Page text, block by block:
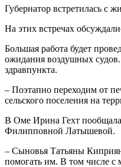
Губернатор встретилась
На этих встречах
Большая работа будет
ожидания воздушных
здравпункта.
– Поэтапно переходим от
сельского поселения на
В Оме Ирина Гехт
Филипповной Латышевой.
– Сыновья Татьяны
помогать им. В том числе с